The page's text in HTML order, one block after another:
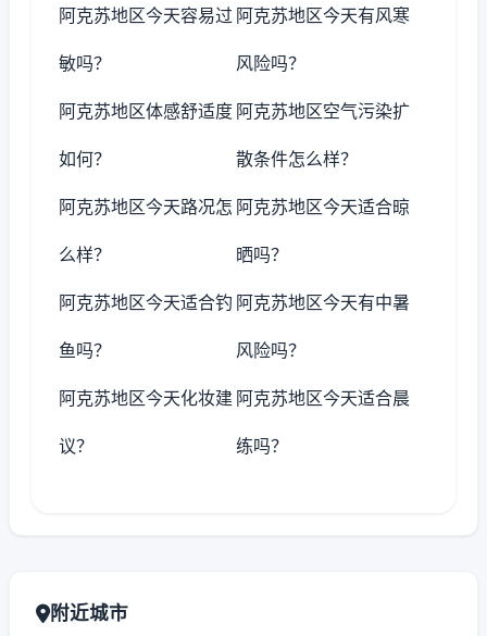
阿克苏地区今天容易过
敏吗？
阿克苏地区今天有风寒
风险吗？
阿克苏地区体感舒适度
如何？
阿克苏地区空气污染扩
散条件怎么样？
阿克苏地区今天路况怎
么样？
阿克苏地区今天适合晾
晒吗？
阿克苏地区今天适合钓
鱼吗？
阿克苏地区今天有中暑
风险吗？
阿克苏地区今天化妆建
议？
阿克苏地区今天适合晨
练吗？
附近城市